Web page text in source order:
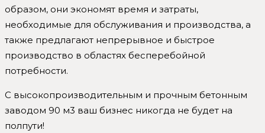
образом, они экономят время и затраты,
необходимые для обслуживания и производства, а
также предлагают непрерывное и быстрое
производство в областях бесперебойной
потребности.
С высокопроизводительным и прочным бетонным
заводом 90 м3 ваш бизнес никогда не будет на
полпути!